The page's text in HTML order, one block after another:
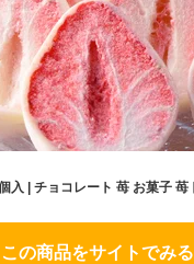
この商品をサイトでみる